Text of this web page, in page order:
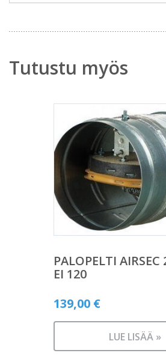
Tutustu myös
PALOPELTI
EI 120
139,00 €
LUE LISÄÄ »